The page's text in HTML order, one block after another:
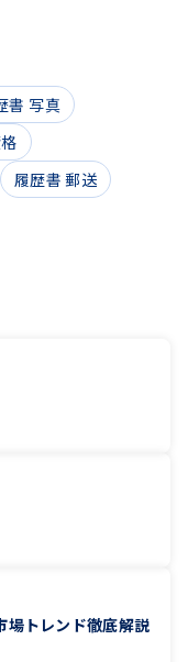
書 写真
履歴書 郵送
場トレンド徹底解説